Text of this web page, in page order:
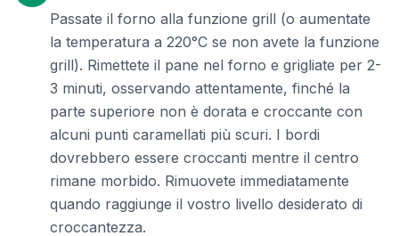
Passate il forno alla funzione grill (o aumentate
la temperatura a 220°C se non avete la funzione
grill). Rimettete il pane nel forno e grigliate per 2-
3 minuti, osservando attentamente, finché la
parte superiore non è dorata e croccante con
alcuni punti caramellati più scuri. I bordi
dovrebbero essere croccanti mentre il centro
rimane morbido. Rimuovete immediatamente
quando raggiunge il vostro livello desiderato di
croccantezza.